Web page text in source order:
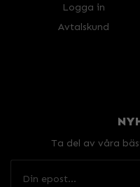
Logga in
Avtalskund
Ta del av våra